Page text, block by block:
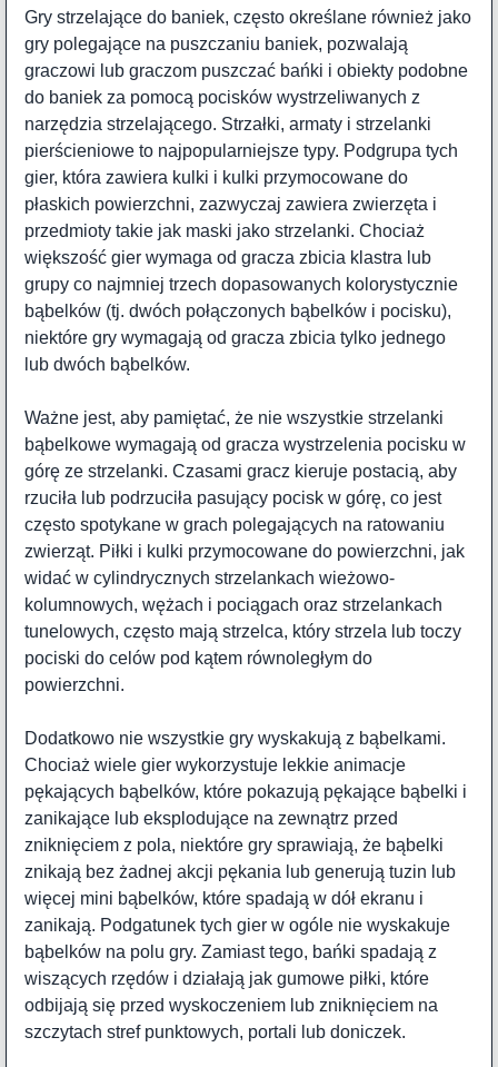
Gry strzelające do baniek, często określane również jako
gry polegające na puszczaniu baniek, pozwalają
graczowi lub graczom puszczać bańki i obiekty podobne
do baniek za pomocą pocisków wystrzeliwanych z
narzędzia strzelającego. Strzałki, armaty i strzelanki
pierścieniowe to najpopularniejsze typy. Podgrupa tych
gier, która zawiera kulki i kulki przymocowane do
płaskich powierzchni, zazwyczaj zawiera zwierzęta i
przedmioty takie jak maski jako strzelanki. Chociaż
większość gier wymaga od gracza zbicia klastra lub
grupy co najmniej trzech dopasowanych kolorystycznie
bąbelków (tj. dwóch połączonych bąbelków i pocisku),
niektóre gry wymagają od gracza zbicia tylko jednego
lub dwóch bąbelków.
Ważne jest, aby pamiętać, że nie wszystkie strzelanki
bąbelkowe wymagają od gracza wystrzelenia pocisku w
górę ze strzelanki. Czasami gracz kieruje postacią, aby
rzuciła lub podrzuciła pasujący pocisk w górę, co jest
często spotykane w grach polegających na ratowaniu
zwierząt. Piłki i kulki przymocowane do powierzchni, jak
widać w cylindrycznych strzelankach wieżowo-
kolumnowych, wężach i pociągach oraz strzelankach
tunelowych, często mają strzelca, który strzela lub toczy
pociski do celów pod kątem równoległym do
powierzchni.
Dodatkowo nie wszystkie gry wyskakują z bąbelkami.
Chociaż wiele gier wykorzystuje lekkie animacje
pękających bąbelków, które pokazują pękające bąbelki i
zanikające lub eksplodujące na zewnątrz przed
zniknięciem z pola, niektóre gry sprawiają, że bąbelki
znikają bez żadnej akcji pękania lub generują tuzin lub
więcej mini bąbelków, które spadają w dół ekranu i
zanikają. Podgatunek tych gier w ogóle nie wyskakuje
bąbelków na polu gry. Zamiast tego, bańki spadają z
wiszących rzędów i działają jak gumowe piłki, które
odbijają się przed wyskoczeniem lub zniknięciem na
szczytach stref punktowych, portali lub doniczek.